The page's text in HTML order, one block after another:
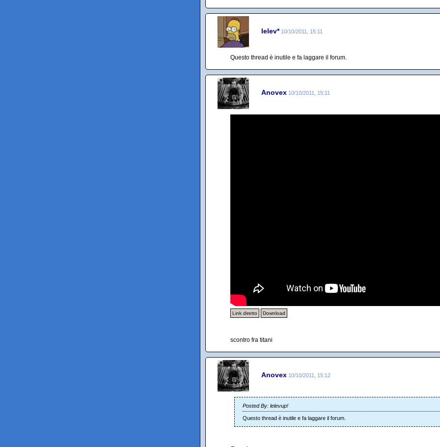
lelev* 10/10/2011, 15:11
Questo thread è inutile e fa laggare il forum.
Anovex 10/10/2011, 15:11
Link diretto Download
scontro fra titani
Anovex 10/10/2011, 15:12
Posted By: lelevup!
Questo thread è inutile e fa laggare il forum.